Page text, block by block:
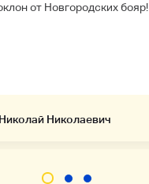
от Новгородских бояр!
Николаевич